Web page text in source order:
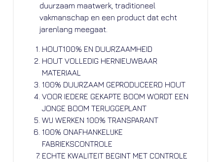
duurzaam maatwerk, traditioneel
vakmanschap en een product dat echt
jarenlang meegaat.
HOUT100% EN DUURZAAMHEID
HOUT VOLLEDIG HERNIEUWBAAR
MATERIAAL
100% DUURZAAM GEPRODUCEERD HOUT
VOOR IEDERE GEKAPTE BOOM WORDT EEN
JONGE BOOM TERUGGEPLANT
WIJ WERKEN 100% TRANSPARANT
100% ONAFHANKELIJKE
FABRIEKSCONTROLE
ECHTE KWALITEIT BEGINT MET CONTROLE